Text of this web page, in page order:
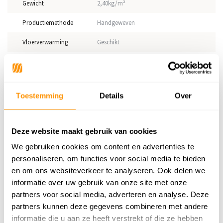
Toestemming Details Over
Deze website maakt gebruik van cookies
We gebruiken cookies om content en advertenties te
personaliseren, om functies voor social media te bieden
en om ons websiteverkeer te analyseren. Ook delen we
informatie over uw gebruik van onze site met onze
partners voor social media, adverteren en analyse. Deze
partners kunnen deze gegevens combineren met andere
informatie die u aan ze heeft verstrekt of die ze hebben
199,95 20% Je bespaart 50 euro
Gewicht 2,40kg/m²
Productiemethode Handgeweven
Vloerverwarming Geschikt
Gecertificeerd
Reviews